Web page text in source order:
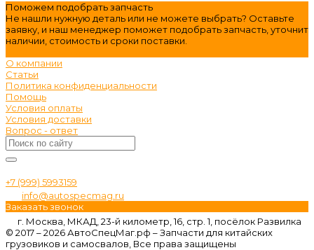
Поможем подобрать запчасть
Не нашли нужную деталь или не можете выбрать? Оставьте
заявку, и наш менеджер поможет подобрать запчасть, уточнит
наличии, стоимость и сроки поставки.
О компании
Статьи
Политика конфиденциальности
Помощь
Условия оплаты
Условия доставки
Вопрос - ответ
+7 (999) 5993159
info@autospecmag.ru
Заказать звонок
г. Москва, МКАД, 23-й километр, 16, стр. 1, посёлок Развилка
© 2017 – 2026 АвтоСпецМаг.рф – Запчасти для китайских
грузовиков и самосвалов, Все права защищены